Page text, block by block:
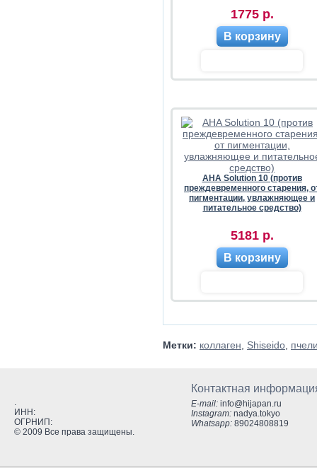
1775 р.
В корзину
AHA Solution 10 (против
преждевременного старения,
пигментации, увлажняющее и
питательное средство)
5181 р.
В корзину
Метки: коллаген Shiseido
.
ИНН:
ОГРНИП:
© 2009 Все права защищены.
Контактная
E-mail: info@hijapan.ru
Instagram: nadya.tokyo
Whatsapp: 89024808819